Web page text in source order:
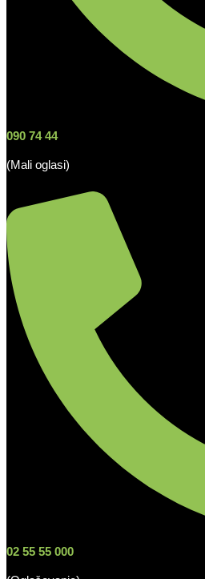
090 74 44
(Mali oglasi)
02 55 55 000